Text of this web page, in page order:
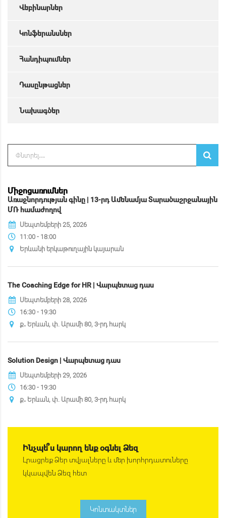
Վեբինարներ
Կոնֆերանսներ
Հանդիպումներ
Դասընթացներ
Նախագծեր
Միջոցառումներ
Առաջնորդության գինը | 13-րդ Ամենամյա Տարածաշրջանային
ՄՌ համաժողով
Սեպտեմբերի 25, 2026
11:00 - 18:00
Երևանի երկաթուղային կայարան
The Coaching Edge for HR | Վարպետաց դաս
Սեպտեմբերի 28, 2026
16:30 - 19:30
ք․ Երևան, փ. Արամի 80, 3-րդ հարկ
Solution Design | Վարպետաց դաս
Սեպտեմբերի 29, 2026
16:30 - 19:30
ք․ Երևան, փ. Արամի 80, 3-րդ հարկ
Ինչպե՞ս կարող ենք օգնել Ձեզ
Լրացրեք Ձեր տվյալները և մեր խորհրդատուները
կկապվեն Ձեզ հետ
Կոնտակտներ